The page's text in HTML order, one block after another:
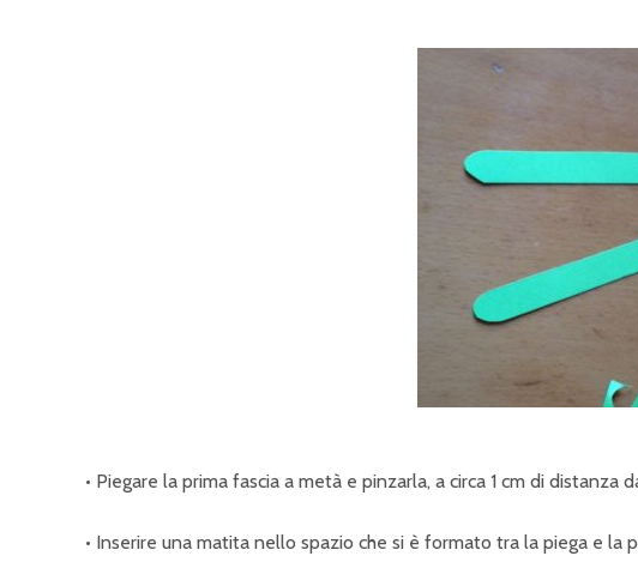
• Piegare la prima fascia a metà e pinzarla, a circa 1 cm di distanza
• Inserire una matita nello spazio che si è formato tra la piega e la